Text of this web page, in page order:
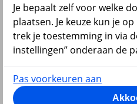
Hypotheek
Je bepaalt zelf voor welke
plaatsen. Je keuze kun je
trek je toestemming in via
instellingen” onderaan de
Pas voorkeuren aan